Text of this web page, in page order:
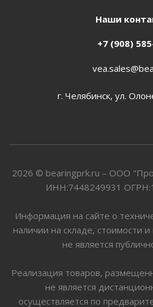
Наши
+7 (908)
г. Челябинск, ул.
2026 © bearingprk.ru – ООО
ИНН:7448249931
Информация на сайте о
наличии на складе, стоимости
не является
Реализация товаров,
не является
осуществляется по